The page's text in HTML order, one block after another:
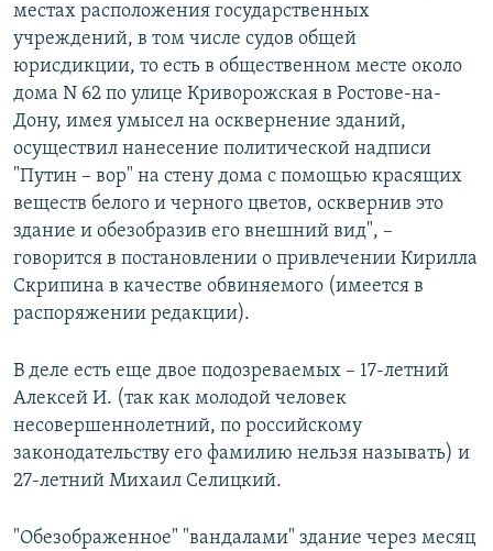
местах расположения государственных
учреждений, в том числе судов общей
юрисдикции, то есть в общественном месте около
дома N 62 по улице Криворожская в Ростове-на-
Дону, имея умысел на осквернение зданий,
осуществил нанесение политической надписи
"Путин – вор" на стену дома с помощью красящих
веществ белого и черного цветов, осквернив это
здание и обезобразив его внешний вид", –
говорится в постановлении о привлечении Кирилла
Скрипина в качестве обвиняемого (имеется в
распоряжении редакции).
В деле есть еще двое подозреваемых – 17-летний
Алексей И. (так как молодой человек
несовершеннолетний, по российскому
законодательству его фамилию нельзя называть) и
27-летний Михаил Селицкий.
"Обезображенное" "вандалами" здание через месяц